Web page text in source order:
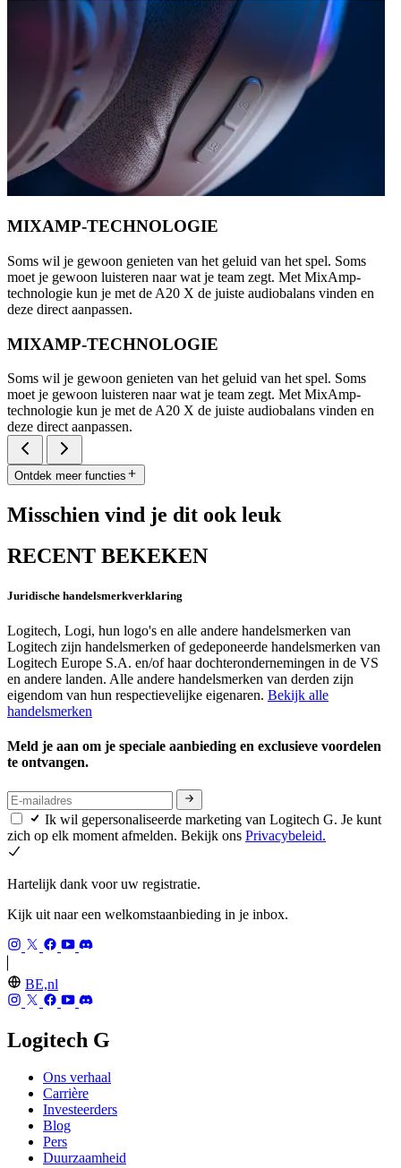
MIXAMP-TECHNOLOGIE
Soms wil je gewoon genieten van het geluid van het spel. Soms
moet je gewoon luisteren naar wat je team zegt. Met MixAmp-
technologie kun je met de A20 X de juiste audiobalans vinden en
deze direct aanpassen.
MIXAMP-TECHNOLOGIE
Soms wil je gewoon genieten van het geluid van het spel. Soms
moet je gewoon luisteren naar wat je team zegt. Met MixAmp-
technologie kun je met de A20 X de juiste audiobalans vinden en
deze direct aanpassen.
Ontdek meer functies
Misschien vind je dit ook leuk
RECENT BEKEKEN
Juridische handelsmerkverklaring
Logitech, Logi, hun logo's en alle andere handelsmerken van
Logitech zijn handelsmerken of gedeponeerde handelsmerken van
Logitech Europe S.A. en/of haar dochterondernemingen in de VS
en andere landen. Alle andere handelsmerken van derden zijn
eigendom van hun respectievelijke eigenaren. Bekijk alle
handelsmerken
Meld je aan om je speciale aanbieding en exclusieve voordelen
te ontvangen.
Ik wil gepersonaliseerde marketing van Logitech G. Je kunt
zich op elk moment afmelden. Bekijk ons Privacybeleid.
Hartelijk dank voor uw registratie.
Kijk uit naar een welkomstaanbieding in je inbox.
BE,nl
Logitech G
Ons verhaal
Carrière
Investeerders
Blog
Pers
Duurzaamheid